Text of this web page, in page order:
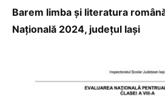
Barem limba și literatura
Națională 2024, județul Iași